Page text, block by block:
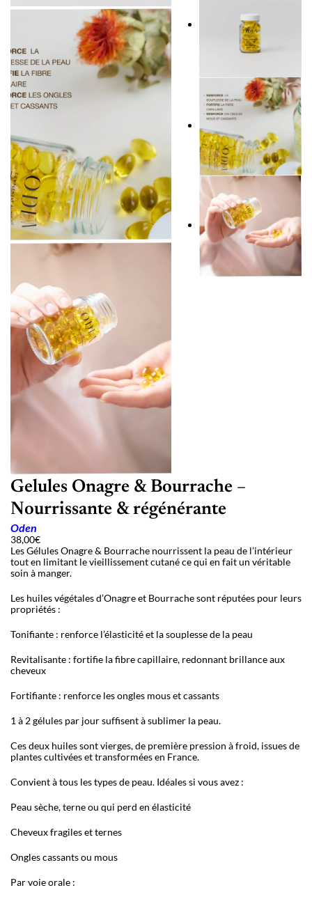
Gelules Onagre & Bourrache –
Nourrissante & régénérante
Oden
38,00€
Les Gélules Onagre & Bourrache nourrissent la peau de l’intérieur
tout en limitant le vieillissement cutané ce qui en fait un véritable
soin à manger.
Les huiles végétales d’Onagre et Bourrache sont réputées pour leurs
propriétés :
Tonifiante : renforce l’élasticité et la souplesse de la peau
Revitalisante : fortifie la fibre capillaire, redonnant brillance aux
cheveux
Fortifiante : renforce les ongles mous et cassants
1 à 2 gélules par jour suffisent à sublimer la peau.
Ces deux huiles sont vierges, de première pression à froid, issues de
plantes cultivées et transformées en France.
Convient à tous les types de peau. Idéales si vous avez :
Peau sèche, terne ou qui perd en élasticité
Cheveux fragiles et ternes
Ongles cassants ou mous
Par voie orale :